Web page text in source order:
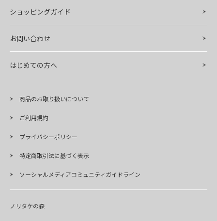
ショッピングガイド
お問い合わせ
はじめての方へ
商品のお取り扱いについて
ご利用規約
プライバシーポリシー
特定商取引法に基づく表示
ソーシャルメディアコミュニティガイドライン
ノリタケの森